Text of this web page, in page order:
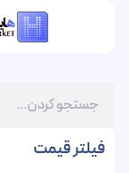
فیلتر قیمت